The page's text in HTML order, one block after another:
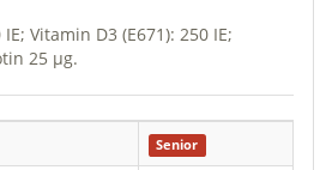
Vitamin D3 (E671): 250 IE;
25 µg.
Senior